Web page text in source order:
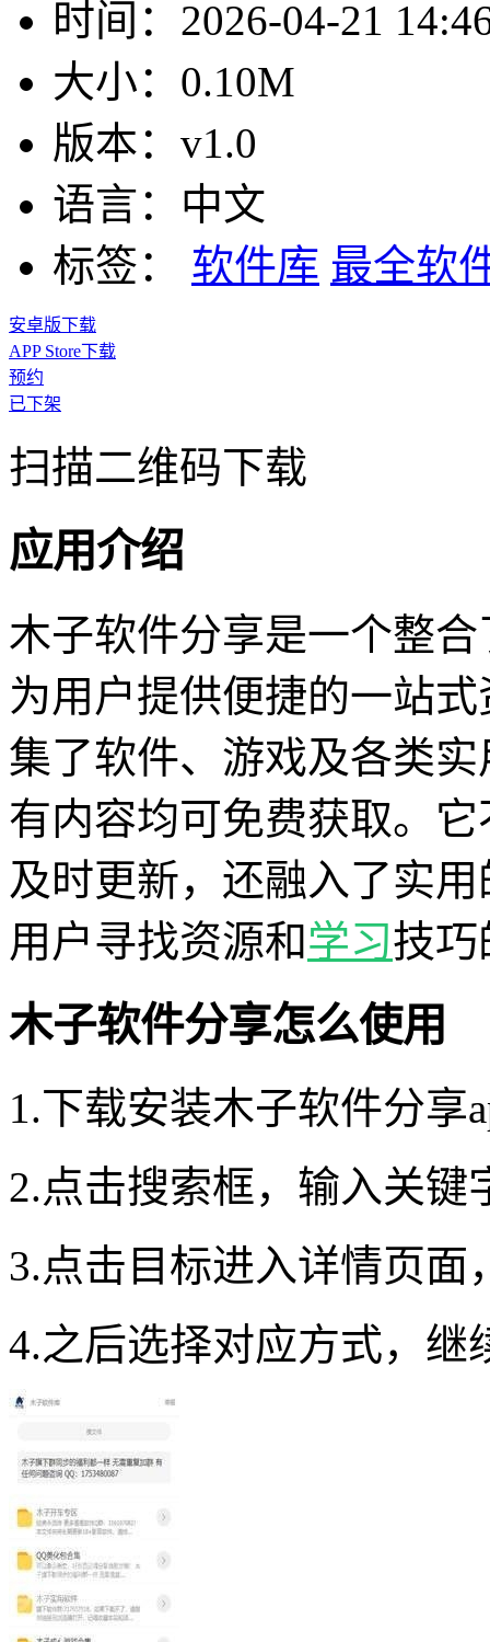
时间： 2026-04-21
大小： 0.10M
版本： v1.0
语言： 中文
标签：
软件库 最全软
安卓版下载
APP Store下载
预约
已下架
扫描二维码下载
应用介绍
木子软件分享是一个整
为用户提供便捷的一站
集了软件、游戏及各类
有内容均可免费获取。
及时更新，还融入了实
用户寻找资源和学习技巧
木子软件分享怎么使用
1.下载安装木子软件分享
2.点击搜索框，输入关键
3.点击目标进入详情页面
4.之后选择对应方式，继